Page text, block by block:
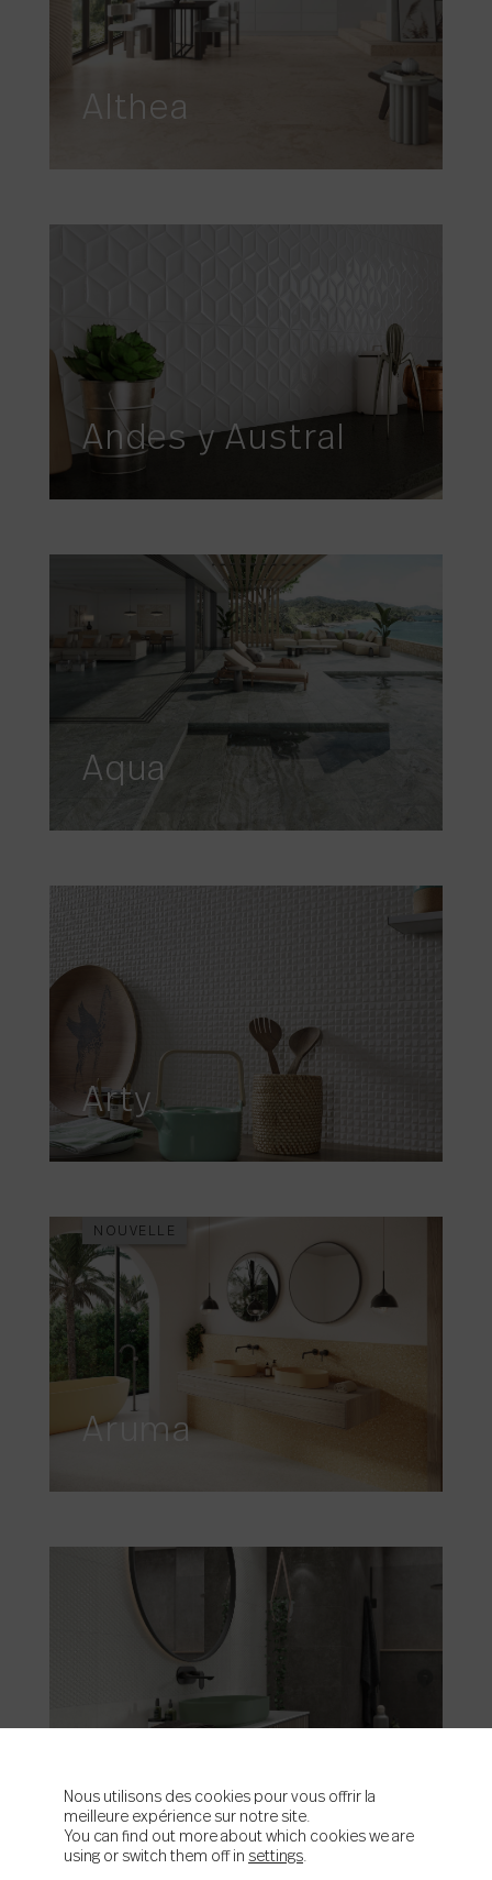
Althea
Andes y Austral
Aqua
Arty
Aruma
NOUVELLE
Nous utilisons des cookies pour vous offrir la
meilleure expérience sur notre site.
You can find out more about which cookies we are
using or switch them off in settings.